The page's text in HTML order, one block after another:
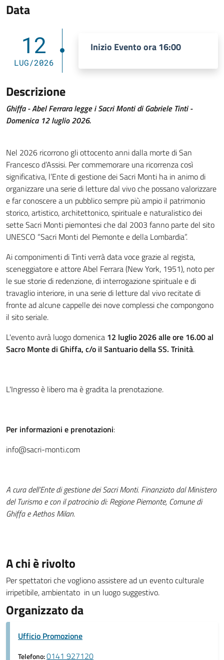
Data
12
LUG/2026
Inizio Evento ora 16:00
Descrizione
Ghiffa - Abel Ferrara legge i Sacri Monti di Gabriele Tinti -
Domenica 12 luglio 2026.
Nel 2026 ricorrono gli ottocento anni dalla morte di San
Francesco d’Assisi. Per commemorare una ricorrenza così
significativa, l’Ente di gestione dei Sacri Monti ha in animo di
organizzare una serie di letture dal vivo che possano valorizzare
e far conoscere a un pubblico sempre più ampio il patrimonio
storico, artistico, architettonico, spirituale e naturalistico dei
sette Sacri Monti piemontesi che dal 2003 fanno parte del sito
UNESCO “Sacri Monti del Piemonte e della Lombardia”.
Ai componimenti di Tinti verrà data voce grazie al regista,
sceneggiatore e attore Abel Ferrara (New York, 1951), noto per
le sue storie di redenzione, di interrogazione spirituale e di
travaglio interiore, in una serie di letture dal vivo recitate di
fronte ad alcune cappelle dei nove complessi che compongono
il sito seriale.
L'evento avrà luogo domenica 12 luglio 2026 alle ore 16.00 al
Sacro Monte di Ghiffa, c/o il Santuario della SS. Trinità.
L'Ingresso è libero ma è gradita la prenotazione.
Per informazioni e prenotazioni:
info@sacri-monti.com
A cura dell’Ente di gestione dei Sacri Monti. Finanziato dal Ministero
del Turismo e con il patrocinio di: Regione Piemonte, Comune di
Ghiffa e Aethos Milan.
A chi è rivolto
Per spettatori che vogliono assistere ad un evento culturale
irripetibile, ambientato in un luogo suggestivo.
Organizzato da
Ufficio Promozione
Telefono:0141 927120